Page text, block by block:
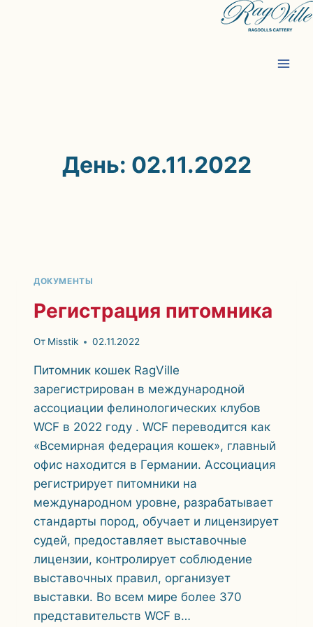
День: 02.11.2022
ДОКУМЕНТЫ
Регистрация питомника
От Misstik 02.11.2022
Питомник кошек RagVille
зарегистрирован в международной
ассоциации фелинологических клубов
WCF в 2022 году . WCF переводится как
«Всемирная федерация кошек», главный
офис находится в Германии. Ассоциация
регистрирует питомники на
международном уровне, разрабатывает
стандарты пород, обучает и лицензирует
судей, предоставляет выставочные
лицензии, контролирует соблюдение
выставочных правил, организует
выставки. Во всем мире более 370
представительств WCF в…